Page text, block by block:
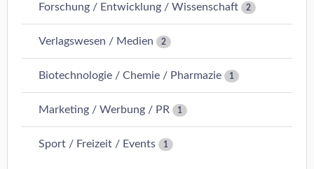
Forschung / Entwicklung / Wissenschaft 2
Verlagswesen / Medien 2
Biotechnologie / Chemie / Pharmazie 1
Marketing / Werbung / PR 1
Sport / Freizeit / Events 1